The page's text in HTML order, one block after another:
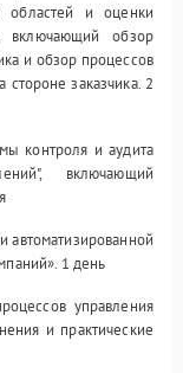
и оценки
включающий обзор
и обзор процессов
заказчика. 2
контроля и аудита
включающий
автоматизированной
1 день
управления
и практические